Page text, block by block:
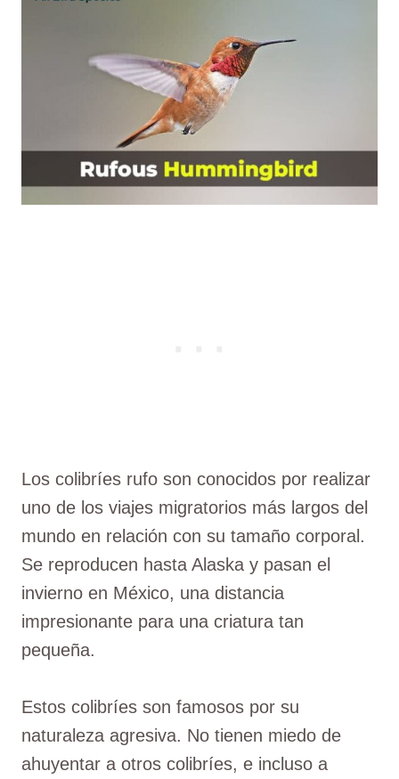
Los colibríes rufo son conocidos por realizar
uno de los viajes migratorios más largos del
mundo en relación con su tamaño corporal.
Se reproducen hasta Alaska y pasan el
invierno en México, una distancia
impresionante para una criatura tan
pequeña.
Estos colibríes son famosos por su
naturaleza agresiva. No tienen miedo de
ahuyentar a otros colibríes, e incluso a